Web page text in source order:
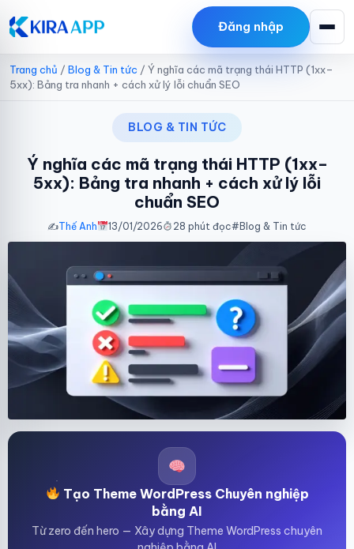
Đăng nhập
Trang chủ / Blog & Tin tức / Ý nghĩa các mã trạng thái HTTP (1xx–
5xx): Bảng tra nhanh + cách xử lý lỗi chuẩn SEO
BLOG & TIN TỨC
Ý nghĩa các mã trạng thái HTTP (1xx–
5xx): Bảng tra nhanh + cách xử lý lỗi
chuẩn SEO
✍️Thế Anh 13/01/2026 28 phút đọc# Blog & Tin tức
Tạo Theme WordPress Chuyên nghiệp
bằng AI
Từ zero đến hero — Xây dựng Theme WordPress chuyên
Thái Hữu Linh